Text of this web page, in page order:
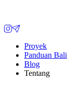
Proyek
Panduan Bali
Blog
Tentang